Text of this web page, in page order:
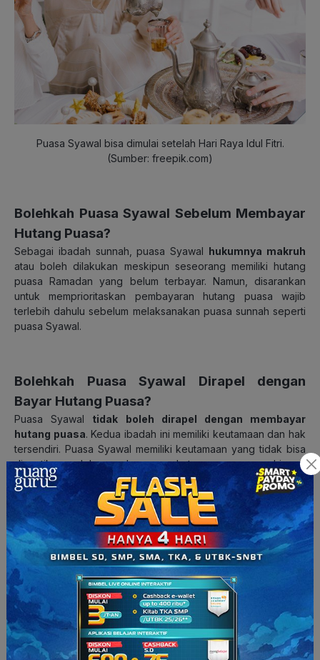
Puasa Syawal bisa dimulai setelah Hari Raya Idul Fitri.
(Sumber: freepik.com)
Bolehkah Puasa Syawal Sebelum Membayar
Hutang Puasa?
Sebagai ibadah sunnah, puasa Syawal hukumnya makruh
atau boleh dilakukan meskipun seseorang memiliki hutang
puasa Ramadan yang belum terbayar. Namun, disarankan
untuk memprioritaskan pembayaran hutang puasa wajib
terlebih dahulu sebelum melaksanakan puasa sunnah seperti
puasa Syawal.
Bolehkah Puasa Syawal Dirapel dengan
Bayar Hutang Puasa?
Puasa Syawal tidak boleh dirapel dengan membayar
hutang puasa. Kedua ibadah ini memiliki keutamaan dan hak
tersendiri. Puasa Syawal memiliki keutamaan yang tidak bisa
digantikan oleh pembayaran hutang puasa, sehingga
sebaiknya dilaksanakan secara terpisah.
Baca Juga:
Bacaan Sholat, Tata Cara, Rukun, Jumlah
Rakaat & Syarat Sahnya
Keutamaan Puasa Syawal
Keutamaan puasa Syawal bagi umat Muslim antara lain yakni
sebagai berikut: